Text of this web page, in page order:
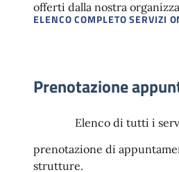
offerti dalla nostra
ELENCO COMPLETO SERVIZI
Prenotazione
Elenco di tutti i
prenotazione di
strutture.